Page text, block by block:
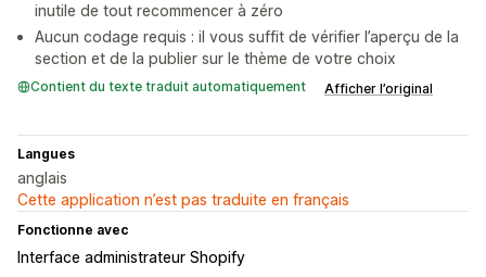
inutile de tout recommencer à zéro
Aucun codage requis : il vous suffit de vérifier l’aperçu de la
section et de la publier sur le thème de votre choix
Contient du texte traduit automatiquement Afficher l’original
Langues
anglais
Cette application n’est pas traduite en français
Fonctionne avec
Interface administrateur Shopify